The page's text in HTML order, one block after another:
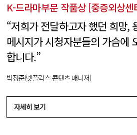
K-드라마부문 작품상 [중증외상센
“저희가 전달하고자 했던 희망,
메시지가 시청자분들의 가슴에
합니다.”
박정준(넷플릭스 콘텐츠 매니저)
자세히 보기